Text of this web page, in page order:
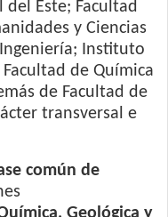
Este; Facultad
y Ciencias
Instituto
de Química
de Facultad de
transversal e
común de
Geológica y